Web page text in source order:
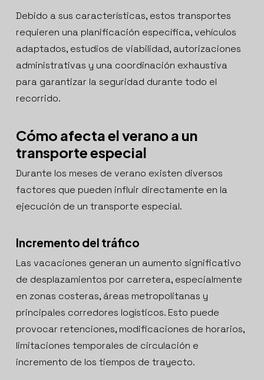
Debido a sus características, estos transportes
requieren una planificación específica, vehículos
adaptados, estudios de viabilidad, autorizaciones
administrativas y una coordinación exhaustiva
para garantizar la seguridad durante todo el
recorrido.
Cómo afecta el verano a un
transporte especial
Durante los meses de verano existen diversos
factores que pueden influir directamente en la
ejecución de un transporte especial.
Incremento del tráfico
Las vacaciones generan un aumento significativo
de desplazamientos por carretera, especialmente
en zonas costeras, áreas metropolitanas y
principales corredores logísticos. Esto puede
provocar retenciones, modificaciones de horarios,
limitaciones temporales de circulación e
incremento de los tiempos de trayecto.